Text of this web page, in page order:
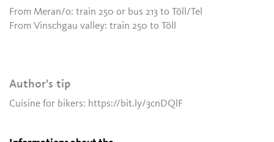
From Meran/o: train 250 or bus 213 to Töll/Tel
From Vinschgau valley: train 250 to Töll
Author's tip
Cuisine for bikers: https://bit.ly/3cnDQlF